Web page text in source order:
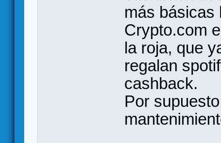
más básicas
Crypto.com
la roja, que
regalan
cashback.
Por